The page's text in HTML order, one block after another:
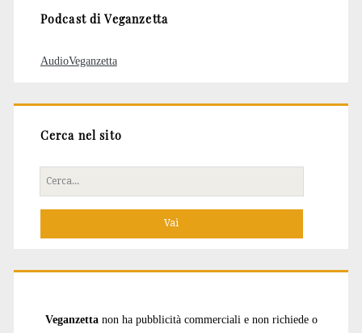
Podcast di Veganzetta
AudioVeganzetta
Cerca nel sito
Cerca
per:
Veganzetta non ha pubblicità commerciali e non richiede o